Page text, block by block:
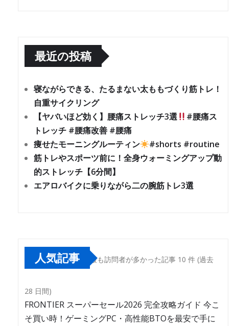
最近の投稿
寝ながらできる、たるまない太ももづくり筋トレ！
自重サイクリング
【ヤバいほど効く】腰痛ストレッチ3選
#腰痛ス
トレッチ #腰痛改善 #腰痛
痩せたモーニングルーティン
#shorts #routine
筋トレやスポーツ前に！全身ウォーミングアップ動
的ストレッチ【6分間】
エアロバイクに乗りながら二の腕筋トレ3選
人気記事 最も訪問者が多かった記事 10 件 (過去
28 日間)
FRONTIER スーパーセール2026 完全攻略ガイド 今こ
そ買い時！ゲーミングPC・高性能BTOを最安で手に